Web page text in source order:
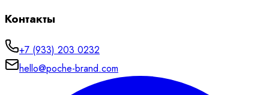
Контакты
+7 (933) 203 0232
hello@poche-brand.com